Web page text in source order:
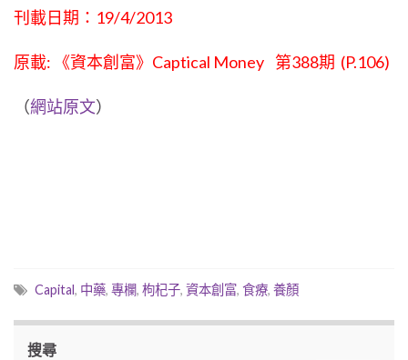
刊載日期：19/4/2013
原載: 《資本創富》Captical Money 第388期 (P.106)
（網站原文）
Capital, 中藥, 專欄, 枸杞子, 資本創富, 食療, 養顏
搜尋